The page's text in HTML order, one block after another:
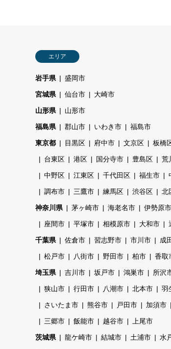
エリア
岩手県 盛岡市
宮城県 仙台市 大崎市
山形県 山形市
福島県 郡山市 いわき市 福島市
東京都 目黒区 府中市 文京区 板橋
台東区 港区 国分寺市 豊島区 荒
中野区 江東区 千代田区 福生市
調布市 三鷹市 練馬区 渋谷区 北
神奈川県 茅ヶ崎市 海老名市 伊勢原市
座間市 平塚市 相模原市 大和市
千葉県 佐倉市 習志野市 市川市 成
松戸市 八街市 野田市 柏市 香取
埼玉県 吉川市 坂戸市 鴻巣市 所沢
狭山市 行田市 八潮市 北本市 羽
さいたま市 熊谷市 戸田市 加須市
三郷市 飯能市 越谷市 上尾市
茨城県 龍ケ崎市 結城市 土浦市 水